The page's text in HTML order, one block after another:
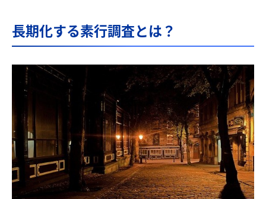
長期化する素行調査とは？